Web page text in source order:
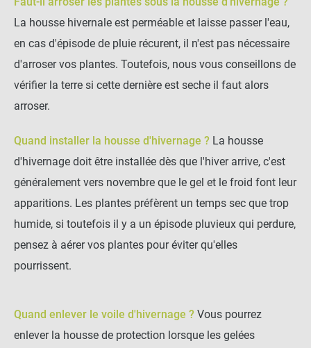
La housse hivernale est perméable et laisse passer l'eau,
en cas d'épisode de pluie récurent, il n'est pas nécessaire
d'arroser vos plantes. Toutefois, nous vous conseillons de
vérifier la terre si cette dernière est seche il faut alors
arroser.
Quand installer la housse d'hivernage ? La housse
d'hivernage doit être installée dès que l'hiver arrive, c'est
généralement vers novembre que le gel et le froid font leur
apparitions. Les plantes préfèrent un temps sec que trop
humide, si toutefois il y a un épisode pluvieux qui perdure,
pensez à aérer vos plantes pour éviter qu'elles
pourrissent.
Quand enlever le voile d'hivernage ? Vous pourrez
enlever la housse de protection lorsque les gelées